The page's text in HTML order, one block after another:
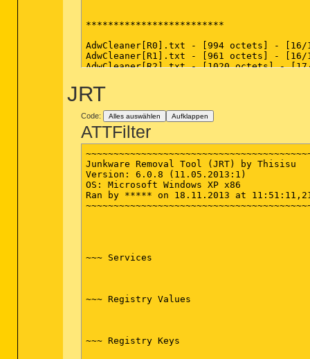
*************************
AdwCleaner[R0].txt - [994 octets] - [16/
AdwCleaner[R1].txt - [961 octets] - [16/
AdwCleaner[R2].txt - [1020 octets] -
AdwCleaner[S0].txt - [1054 octets] -
AdwCleaner[S1].txt - [998 octets] - [18/
########## EOF -
JRT
Code: Alles auswählen Aufklappen
ATTFilter
Junkware Removal Tool (JRT) by Thisisu
Version: 6.0.8 (11.05.2013:1)
OS: Microsoft Windows XP x86
Ran by ***** on 18.11.2013 at
~~~ Services
~~~ Registry Values
~~~ Registry Keys